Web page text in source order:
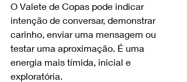
O Valete de Copas pode indicar
intenção de conversar, demonstrar
carinho, enviar uma mensagem ou
testar uma aproximação. É uma
energia mais tímida, inicial e
exploratória.